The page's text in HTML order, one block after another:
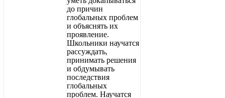
до причин
глобальных проблем
и объяснять их
проявление.
Школьники научатся
рассуждать,
принимать решения
и обдумывать
последствия
глобальных
проблем. Научатся